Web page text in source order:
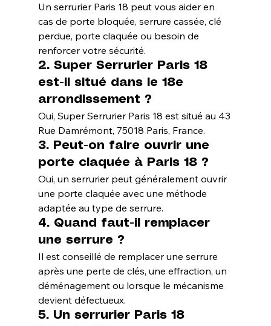
Un serrurier Paris 18 peut vous aider en
cas de porte bloquée, serrure cassée, clé
perdue, porte claquée ou besoin de
renforcer votre sécurité.
2. Super Serrurier Paris 18
est-il situé dans le 18e
arrondissement ?
Oui, Super Serrurier Paris 18 est situé au 43
Rue Damrémont, 75018 Paris, France.
3. Peut-on faire ouvrir une
porte claquée à Paris 18 ?
Oui, un serrurier peut généralement ouvrir
une porte claquée avec une méthode
adaptée au type de serrure.
4. Quand faut-il remplacer
une serrure ?
Il est conseillé de remplacer une serrure
après une perte de clés, une effraction, un
déménagement ou lorsque le mécanisme
devient défectueux.
5. Un serrurier Paris 18